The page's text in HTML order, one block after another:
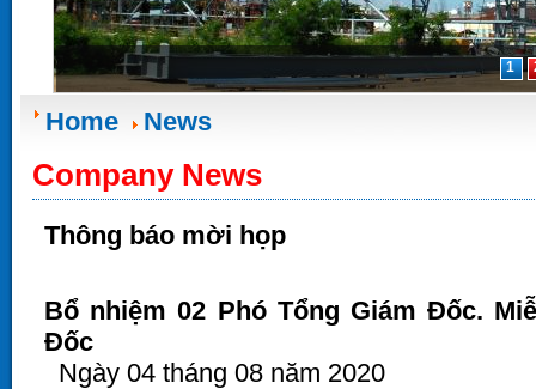
1
Home News
Company News
Thông báo mời họp
Bổ nhiệm 02 Phó Tổng Giám Đốc.
Đốc
Ngày 04 tháng 08 năm 2020